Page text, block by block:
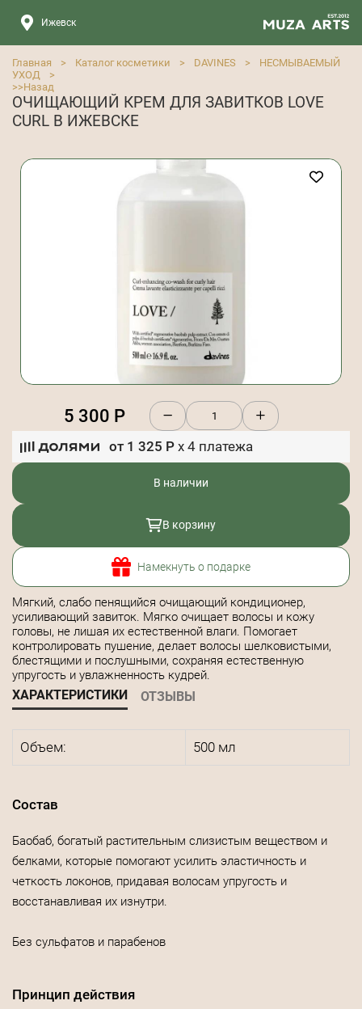
Ижевск
Главная > Каталог косметики > DAVINES >
НЕСМЫВАЕМЫЙ
УХОД
>
>>Назад
ОЧИЩАЮЩИЙ КРЕМ ДЛЯ ЗАВИТКОВ LOVE
CURL В ИЖЕВСКЕ
5 300 Р
от 1 325 Р x 4 платежа
В наличии
В корзину
Намекнуть о подарке
Мягкий, слабо пенящийся очищающий кондиционер,
усиливающий завиток. Мягко очищает волосы и кожу
головы, не лишая их естественной влаги. Помогает
контролировать пушение, делает волосы шелковистыми,
блестящими и послушными, сохраняя естественную
упругость и увлажненность кудрей.
ХАРАКТЕРИСТИКИ ОТЗЫВЫ
Объем: 500 мл
Состав
Баобаб, богатый растительным слизистым веществом и
белками, которые помогают усилить эластичность и
четкость локонов, придавая волосам упругость и
восстанавливая их изнутри.
Без сульфатов и парабенов
Принцип действия